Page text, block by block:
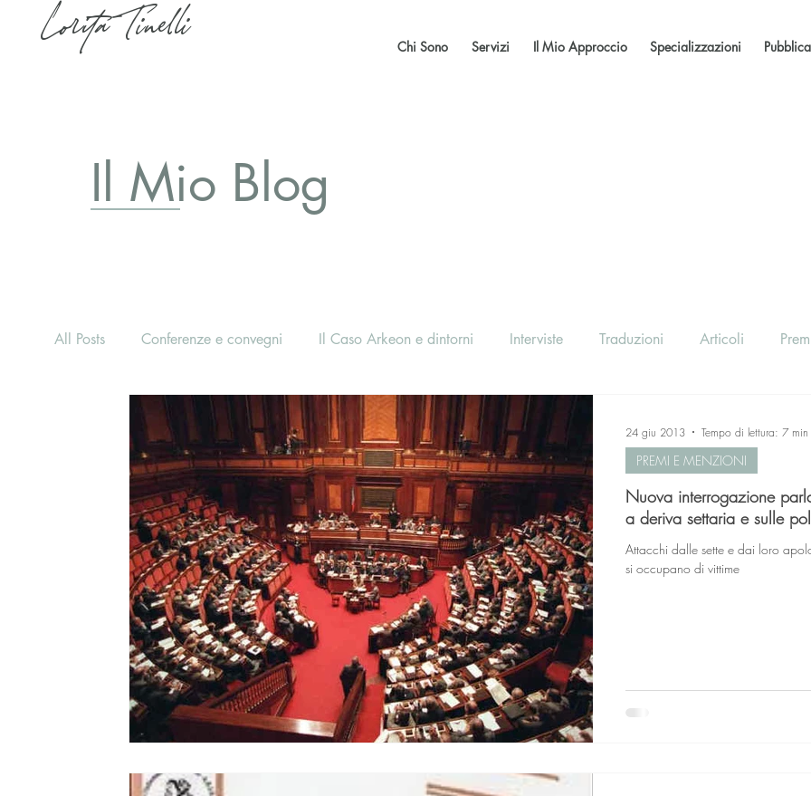
Lorita Tinelli Chi Sono Servizi Il Mio Approccio Specializzazioni
Il Mio Blog
All Posts Conferenze e convegni Il Caso Arkeon e dintorni Interviste Traduzioni Articoli
Ripercussioni Articoli in inglese
Nuova interrogazione
a deriva settaria e sulle
Attacchi dalle sette e dai loro
si occupano di vittime
PREMI E MENZIONI
24 giu 2013 Tempo di lettura: 7 min